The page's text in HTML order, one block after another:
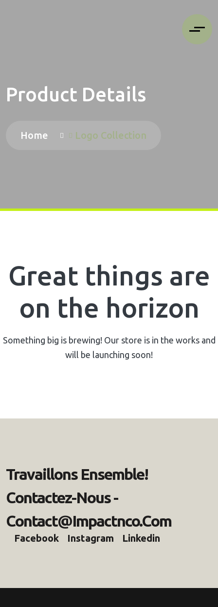
Product Details
Home Logo Collection
Great things are
on the horizon
Something big is brewing! Our store is in the works and
will be launching soon!
TRAVAILLONS ENSEMBLE!
CONTACTEZ-NOUS-
CONTACT@IMPACTNCO.COM
Facebook Instagram Linkedin